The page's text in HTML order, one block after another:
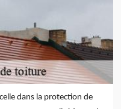
dans la protection de